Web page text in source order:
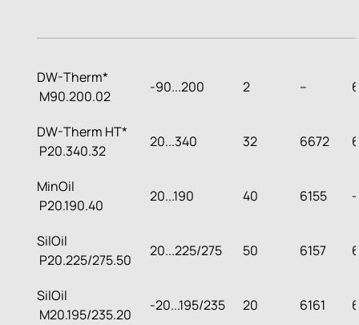
DW-Therm*
M90.200.02
-90...200 2 --
DW-Therm HT*
P20.340.32
20...340 32 6672
MinOil
P20.190.40
20...190 40 6155 --
SilOil
P20.225/275.50
20...225/275 50 6157
SilOil
M20.195/235.20
-20...195/235 20 6161